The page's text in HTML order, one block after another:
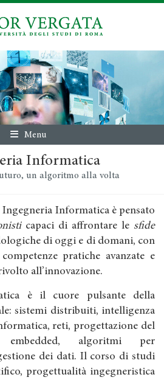
Menu
Informatica
un algoritmo alla volta
Informatica è pensato
capaci di affrontare le sfide
di oggi e di domani, con
pratiche avanzate e
all’innovazione.
è il cuore pulsante della
sistemi distribuiti, intelligenza
reti, progettazione del
embedded, algoritmi per
dei dati. Il corso di studi
progettualità ingegneristica